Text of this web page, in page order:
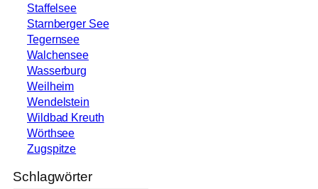
Staffelsee
Starnberger See
Tegernsee
Walchensee
Wasserburg
Weilheim
Wendelstein
Wildbad Kreuth
Wörthsee
Zugspitze
Schlagwörter